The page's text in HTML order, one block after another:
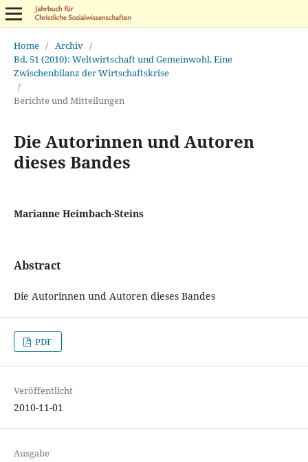
Home / Archiv /
Bd. 51 (2010): Weltwirtschaft und Gemeinwohl. Eine
Zwischenbilanz der Wirtschaftskrise
/
Berichte und Mitteilungen
Die Autorinnen und Autoren
dieses Bandes
Marianne Heimbach-Steins
Abstract
Die Autorinnen und Autoren dieses Bandes
PDF
Veröffentlicht
2010-11-01
Ausgabe